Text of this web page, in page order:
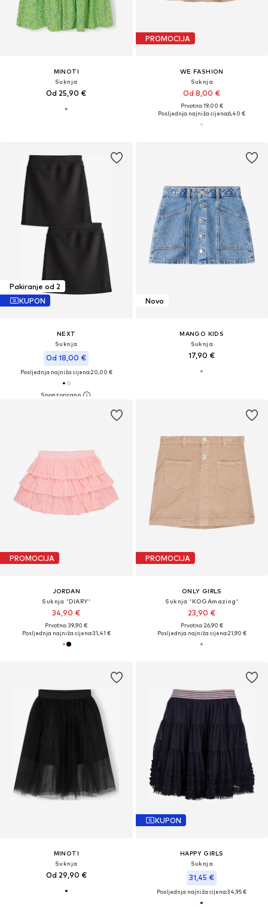
MINOTI
Suknja
Od 25,90 €
PROMOCIJA
WE FASHION
Suknja
Od 8,00 €
Prvotno: 19,00 €
Posljednja najniža cijena:6,40 €
Pakiranje od 2
KUPON
NEXT
Suknja
Od 18,00 €
Posljednja najniža cijena:20,00 €
Novo
MANGO KIDS
Suknja
17,90 €
PROMOCIJA
JORDAN
Suknja 'DIARY'
34,90 €
Prvotno: 39,90 €
Posljednja najniža cijena:31,41 €
PROMOCIJA
ONLY GIRLS
Suknja 'KOGAmazing'
23,90 €
Prvotno: 26,90 €
Posljednja najniža cijena:21,90 €
MINOTI
Suknja
Od 29,90 €
KUPON
HAPPY GIRLS
Suknja
31,45 €
Posljednja najniža cijena:34,95 €